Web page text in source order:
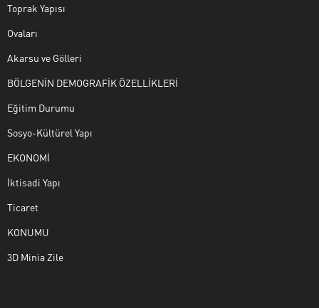
Toprak Yapısı
Ovaları
Akarsu ve Gölleri
BÖLGENİN DEMOGRAFİK ÖZELLİKLERİ
Eğitim Durumu
Sosyo-Kültürel Yapı
EKONOMİ
İktisadi Yapı
Ticaret
KONUMU
3D Minia Zile